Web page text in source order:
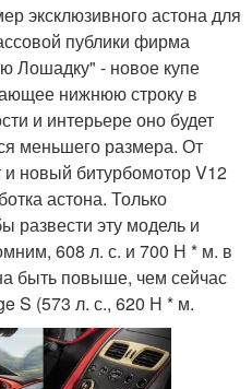
эксклюзивного астона для
публики фирма
Лошадку" - новое купе
нижнюю строку в
и интерьере оно будет
меньшего размера. От
новый битурбомотор V12
астона. Только
развести эту модель и
608 л. с. и 700 Н * м. в
быть повыше, чем сейчас
S (573 л. с., 620 Н * м.